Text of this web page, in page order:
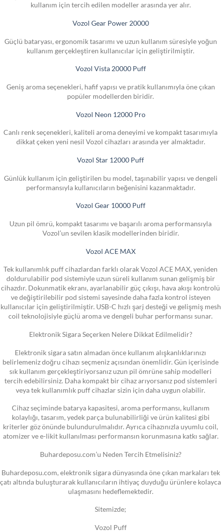
kullanım için tercih edilen modeller arasında yer alır.
Vozol Gear Power 20000
Güçlü bataryası, ergonomik tasarımı ve uzun kullanım süresiyle yoğun
kullanım gerçekleştiren kullanıcılar için geliştirilmiştir.
Vozol Vista 20000 Puff
Geniş aroma seçenekleri, hafif yapısı ve pratik kullanımıyla öne çıkan
popüler modellerden biridir.
Vozol Neon 12000 Pro
Canlı renk seçenekleri, kaliteli aroma deneyimi ve kompakt tasarımıyla
dikkat çeken yeni nesil Vozol cihazları arasında yer almaktadır.
Vozol Star 12000 Puff
Günlük kullanım için geliştirilen bu model, taşınabilir yapısı ve dengeli
performansıyla kullanıcıların beğenisini kazanmaktadır.
Vozol Gear 10000 Puff
Uzun pil ömrü, kompakt tasarımı ve başarılı aroma performansıyla
Vozol’un sevilen klasik modellerinden biridir.
Vozol ACE MAX
Tek kullanımlık puff cihazlardan farklı olarak Vozol ACE MAX, yeniden
doldurulabilir pod sistemiyle uzun süreli kullanım sunan gelişmiş bir
cihazdır. Dokunmatik ekranı, ayarlanabilir güç çıkışı, hava akışı kontrolü
ve değiştirilebilir pod sistemi sayesinde daha fazla kontrol isteyen
kullanıcılar için geliştirilmiştir. USB-C hızlı şarj desteği ve gelişmiş mesh
coil teknolojisiyle güçlü aroma ve dengeli buhar performansı sunar.
Elektronik Sigara Seçerken Nelere Dikkat Edilmelidir?
Elektronik sigara satın almadan önce kullanım alışkanlıklarınızı
belirlemeniz doğru cihazı seçmeniz açısından önemlidir. Gün içerisinde
sık kullanım gerçekleştiriyorsanız uzun pil ömrüne sahip modelleri
tercih edebilirsiniz. Daha kompakt bir cihaz arıyorsanız pod sistemleri
veya tek kullanımlık puff cihazlar sizin için daha uygun olabilir.
Cihaz seçiminde batarya kapasitesi, aroma performansı, kullanım
kolaylığı, tasarım, yedek parça bulunabilirliği ve ürün kalitesi gibi
kriterler göz önünde bulundurulmalıdır. Ayrıca cihazınızla uyumlu coil,
atomizer ve e-likit kullanılması performansın korunmasına katkı sağlar.
Buhardeposu.com’u Neden Tercih Etmelisiniz?
Buhardeposu.com, elektronik sigara dünyasında öne çıkan markaları tek
çatı altında buluşturarak kullanıcıların ihtiyaç duyduğu ürünlere kolayca
ulaşmasını hedeflemektedir.
Sitemizde;
Vozol Puff